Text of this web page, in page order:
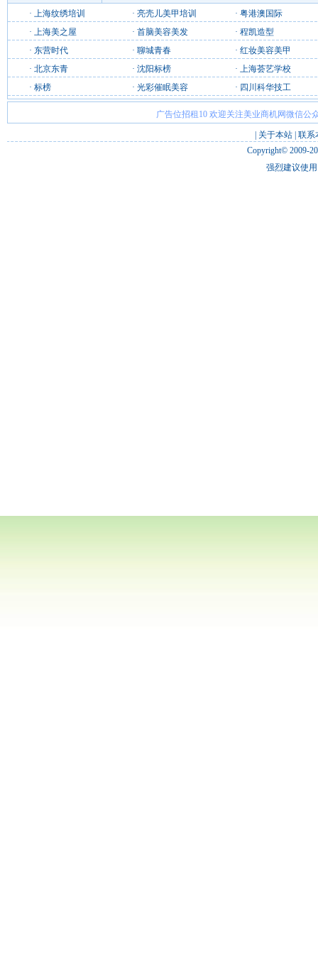
· 上海纹绣培训 · 亮壳儿美甲培训 · 粤港澳国际
· 上海美之屋 · 首脑美容美发 · 程凯造型
· 东营时代 · 聊城青春 · 红妆美容美甲
· 北京东青 · 沈阳标榜 · 上海荟艺学校
· 标榜 · 光彩催眠美容 · 四川科华技工
广告位招租10 欢迎关注美业商机网微信公
关于本站 联系
Copyright© 2009-
强烈建议使